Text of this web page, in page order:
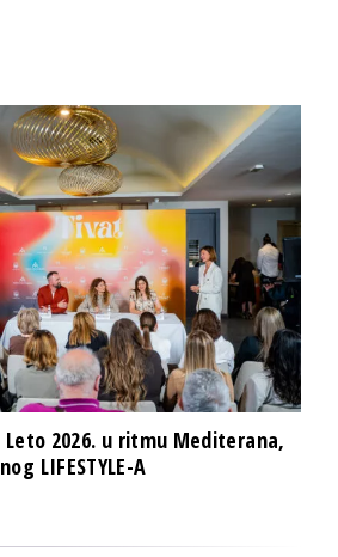
2026. u ritmu Mediterana,
LIFESTYLE-A